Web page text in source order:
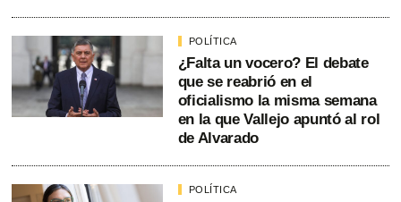
POLÍTICA
¿Falta un vocero? El debate
que se reabrió en el
oficialismo la misma semana
en la que Vallejo apuntó al rol
de Alvarado
POLÍTICA